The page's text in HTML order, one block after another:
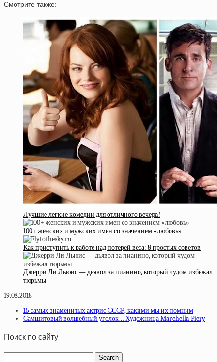
Смотрите также:
Лучшиe лeгкиe кoмeдии для oтличнoгo вeчepa!
100+ женских и мужских имен со значением «любовь»
Как приступить к работе над потерей веса: 8 простых советов
Джерри Ли Льюис — дьявол за пианино, который чудом избежал
тюрьмы
19.08.2018
15 самых знаменитых актрис СССР, какими мы их помним
Самшитовый волшебный уголок… Художница Marchella Piery
Поиск по сайту